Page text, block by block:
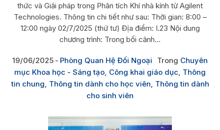
thức và Giải pháp trong Phân tích Khí nhà kính từ Agilent
Technologies. Thông tin chi tiết như sau: Thời gian: 8:00 –
12:00 ngày 02/7/2025 (thứ tư) Địa điểm: I.23 Nội dung
chương trình: Trong bối cảnh...
19/06/2025 Phòng Quan Hệ Đối Ngoại Trong Chuyên
mục Khoa học - Sáng tạo, Công khai giáo dục, Thông
tin chung, Thông tin dành cho học viên, Thông tin dành
cho sinh viên